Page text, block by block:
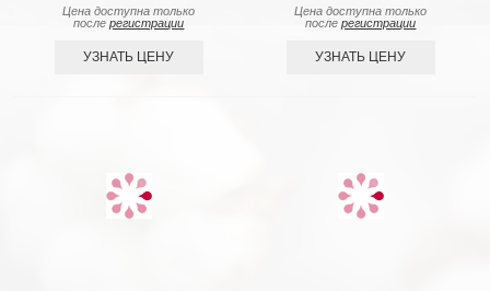
Цена доступна только
послерегистрации
УЗНАТЬ ЦЕНУ
Цена доступна только
послерегистрации
УЗНАТЬ ЦЕНУ